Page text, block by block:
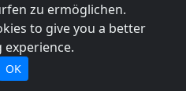
zu ermöglichen.
to give you a better
OK